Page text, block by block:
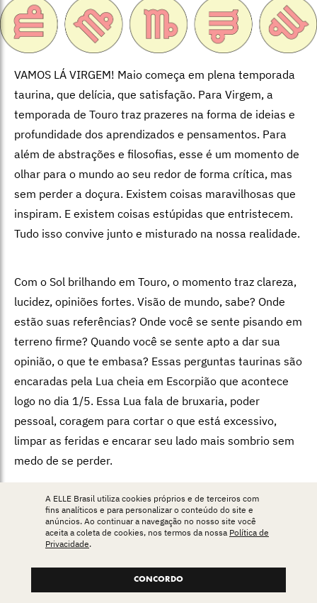
VAMOS LÁ VIRGEM! Maio começa em plena temporada
taurina, que delícia, que satisfação. Para Virgem, a
temporada de Touro traz prazeres na forma de ideias e
profundidade dos aprendizados e pensamentos. Para
além de abstrações e filosofias, esse é um momento de
olhar para o mundo ao seu redor de forma crítica, mas
sem perder a doçura. Existem coisas maravilhosas que
inspiram. E existem coisas estúpidas que entristecem.
Tudo isso convive junto e misturado na nossa realidade.
Com o Sol brilhando em Touro, o momento traz clareza,
lucidez, opiniões fortes. Visão de mundo, sabe? Onde
estão suas referências? Onde você se sente pisando em
terreno firme? Quando você se sente apto a dar sua
opinião, o que te embasa? Essas perguntas taurinas são
encaradas pela Lua cheia em Escorpião que acontece
logo no dia 1/5. Essa Lua fala de bruxaria, poder
pessoal, coragem para cortar o que está excessivo,
limpar as feridas e encarar seu lado mais sombrio sem
medo de se perder.
Mas o principal trânsito do mês é Urano, que transita
em Gêmeos. Esse trânsito começou agora e vai se
desenrolar pelos próximos sete anos. De cara, Vênus
entrou em Gêmeos e já fez conjunção com Urano na
A ELLE Brasil utiliza cookies próprios e de terceiros com
fins analíticos e para personalizar o conteúdo do site e
anúncios. Ao continuar a navegação no nosso site você
aceita a coleta de cookies, nos termos da nossa Política de
Privacidade.
CONCORDO